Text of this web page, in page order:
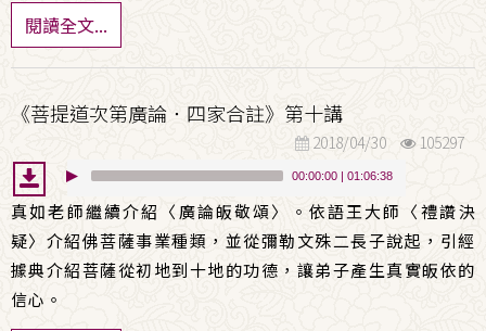
閱讀全文...
《菩提道次第廣論．四家合註》第十講
2018/04/30 105297
00:00:00 | 01:06:38
真如老師繼續介紹〈廣論皈敬頌〉。依語王大師〈禮讚決
疑〉介紹佛菩薩事業種類，並從彌勒文殊二長子說起，引經
據典介紹菩薩從初地到十地的功德，讓弟子產生真實皈依的
信心。